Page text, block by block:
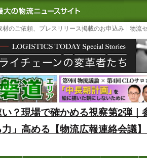
TODAY｜国内最大の物流ニュース
材のご依頼、プレスリリース掲載のお申込み 物流
？現場で確かめる視察第2弾｜
」高める【物流広報連絡会議